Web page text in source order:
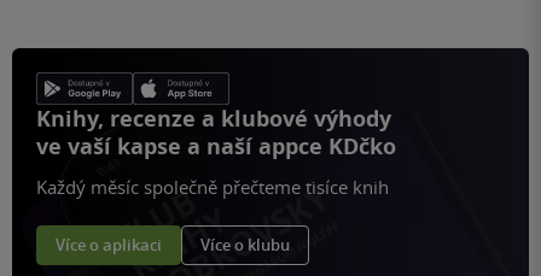
Knihy, recenze a klubové výhody
ve vaší kapse a naší appce KDčko
Každý měsíc společně přečteme tisíce knih
Více o aplikaci Více o klubu